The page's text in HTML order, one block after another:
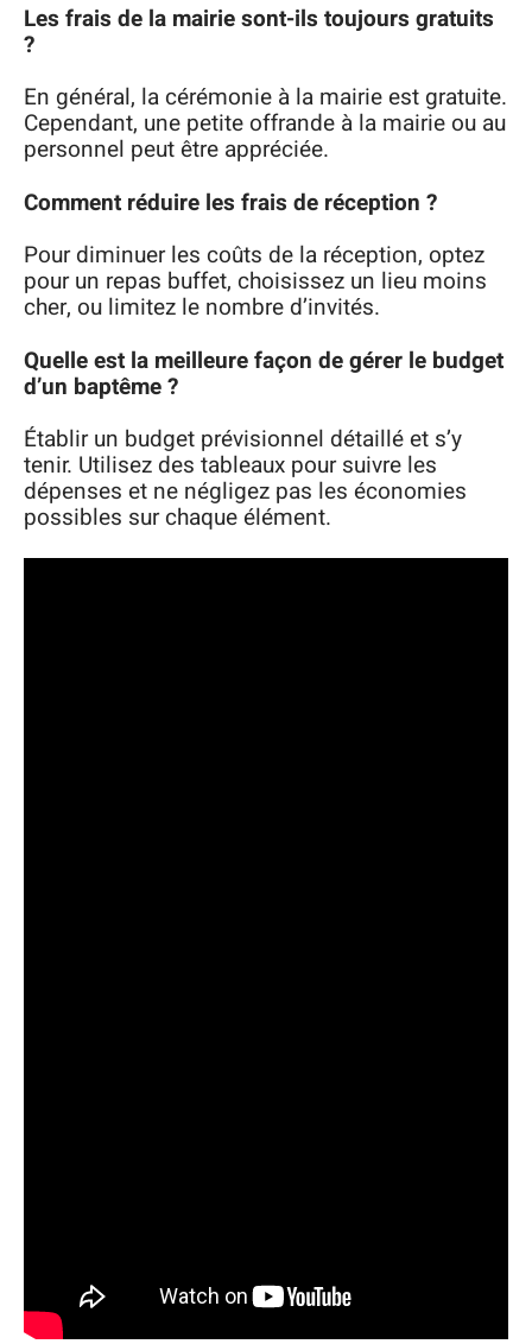
Les frais de la mairie sont-ils toujours gratuits
?
En général, la cérémonie à la mairie est gratuite.
Cependant, une petite offrande à la mairie ou au
personnel peut être appréciée.
Comment réduire les frais de réception ?
Pour diminuer les coûts de la réception, optez
pour un repas buffet, choisissez un lieu moins
cher, ou limitez le nombre d’invités.
Quelle est la meilleure façon de gérer le budget
d’un baptême ?
Établir un budget prévisionnel détaillé et s’y
tenir. Utilisez des tableaux pour suivre les
dépenses et ne négligez pas les économies
possibles sur chaque élément.